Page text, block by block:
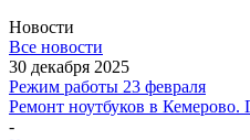
Новости
Все новости
30 декабря 2025
Режим работы 23 февраля
Ремонт ноутбуков в Кемерово.
-